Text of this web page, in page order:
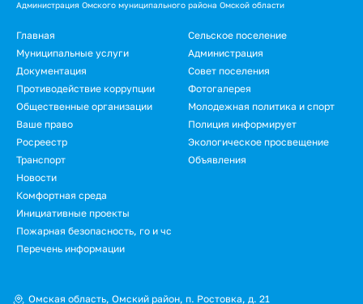
Администрация Омского муниципального района Омской области
Подвал
Главная
Сельское поселение
Муниципальные услуги
Администрация
Документация
Совет поселения
Противодействие коррупции
Фотогалерея
Общественные организации
Молодежная политика и спорт
Ваше право
Полиция информирует
Росреестр
Экологическое просвещение
Транспорт
Объявления
Новости
Омская область, Омский район, п. Ростовка, д. 21
Подвал.
Дополнительное
меню
Комфортная среда
Инициативные проекты
Пожарная безопасность, го и чс
Перечень информации